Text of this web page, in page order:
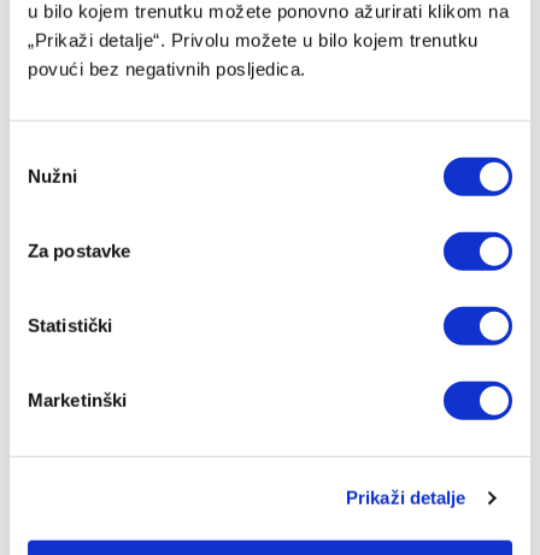
u bilo kojem trenutku možete ponovno ažurirati klikom na
„Prikaži detalje“. Privolu možete u bilo kojem trenutku
povući bez negativnih posljedica.
Selection
Nužni
Za postavke
Statistički
Marketinški
Prikaži detalje
Borac slavio protiv Vitebska, ali ima za čime i da žali:
06/08/2026